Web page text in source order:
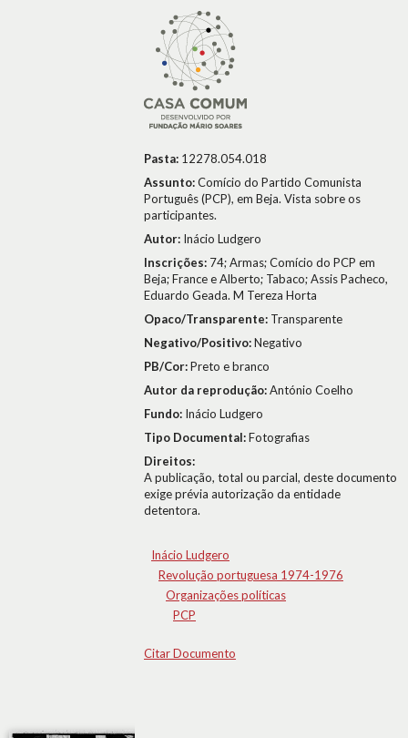
Pasta: 12278.054.018
Assunto:Comício do Partido Comunista
Português (PCP), em Beja. Vista sobre os
participantes.
Autor: Inácio Ludgero
Inscrições: 74; Armas; Comício do PCP em
Beja; France e Alberto; Tabaco; Assis Pacheco,
Eduardo Geada. M Tereza Horta
Opaco/Transparente: Transparente
Negativo/Positivo:Negativo
PB/Cor:Preto e branco
Autor da reprodução:António Coelho
Fundo: Inácio Ludgero
Tipo Documental:Fotografias
Direitos:
A publicação, total ou parcial, deste documento
exige prévia autorização da entidade
detentora.
Inácio Ludgero
Revolução portuguesa 1974-1976
Organizações políticas
PCP
Citar Documento